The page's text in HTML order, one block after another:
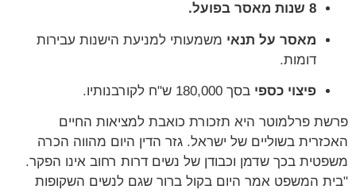
8 שנות מאסר בפועל.
מאסר על תנאי משמעותי למניעת הישנות עבירות
דומות.
פיצוי כספי בסך 180,000 ש"ח לקורבנותיו.
פרשת פרלמוטר היא תזכורת כואבת למציאות החיים
האכזרית בשוליים של ישראל. גזר הדין היום מהווה הכרה
משפטית בכך שדמן וכבודן של נשים דרות רחוב אינו הפקר.
"בית המשפט אמר היום בקול ברור שגם לנשים השקופות